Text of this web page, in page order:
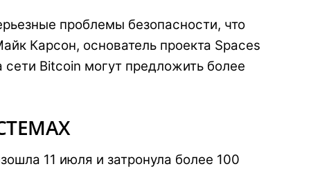
проблемы безопасности, что
Карсон, основатель проекта Spaces
Bitcoin могут предложить более
11 июля и затронула более 100